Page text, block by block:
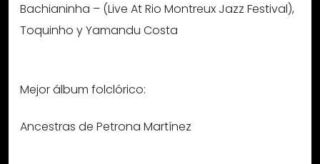
Bachianinha – (Live At Rio Montreux Jazz Festival),
Toquinho y Yamandu Costa
Mejor álbum folclórico:
Ancestras de Petrona Martínez